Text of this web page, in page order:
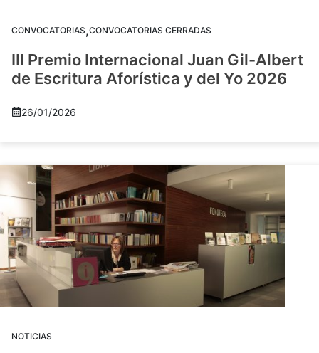
CONVOCATORIAS,CONVOCATORIAS CERRADAS
III Premio Internacional Juan Gil-Albert
de Escritura Aforística y del Yo 2026
26/01/2026
NOTICIAS